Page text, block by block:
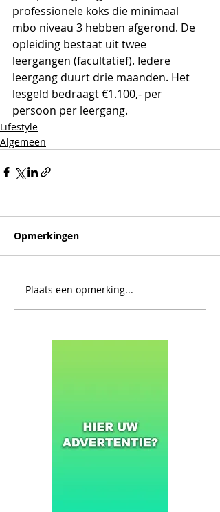
professionele koks die minimaal
mbo niveau 3 hebben afgerond. De
opleiding bestaat uit twee
leergangen (facultatief). Iedere
leergang duurt drie maanden. Het
lesgeld bedraagt €1.100,- per
persoon per leergang.
Lifestyle
Algemeen
Opmerkingen
Plaats een opmerking...